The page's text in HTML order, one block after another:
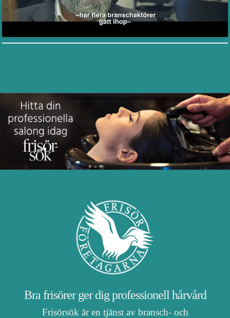
Bra frisörer ger dig professionell hårvård
Frisörsök är en tjänst av bransch- och